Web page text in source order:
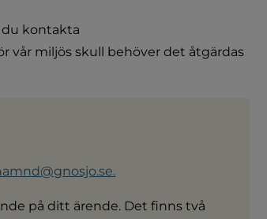
kontakta
vår miljös skull behöver det åtgärdas
på ditt ärende. Det finns två